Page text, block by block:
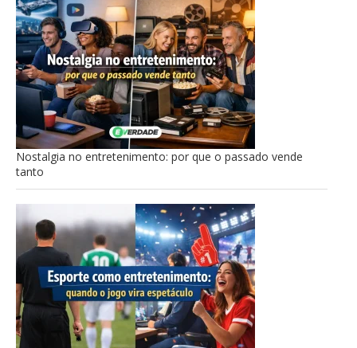
Nostalgia no entretenimento: por que o passado vende
tanto